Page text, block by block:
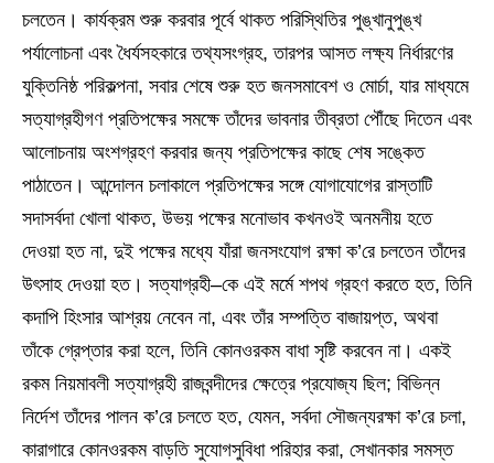
চলতেন। কার্যক্রম শুরু করবার পূর্বে থাকত পরিস্থিতির পুঙ্খানুপুঙ্খ
পর্যালোচনা এবং ধৈর্যসহকারে তথ্যসংগ্রহ, তারপর আসত লক্ষ্য নির্ধারণের
যুক্তিনিষ্ঠ পরিকল্পনা, সবার শেষে শুরু হত জনসমাবেশ ও মোর্চা, যার মাধ্যমে
সত্যাগ্রহীগণ প্রতিপক্ষের সমক্ষে তাঁদের ভাবনার তীব্রতা পৌঁছে দিতেন এবং
আলোচনায় অংশগ্রহণ করবার জন্য প্রতিপক্ষের কাছে শেষ সঙ্কেত
পাঠাতেন। আন্দোলন চলাকালে প্রতিপক্ষের সঙ্গে যোগাযোগের রাস্তাটি
সদাসর্বদা খোলা থাকত, উভয় পক্ষের মনোভাব কখনওই অনমনীয় হতে
দেওয়া হত না, দুই পক্ষের মধ্যে যাঁরা জনসংযোগ রক্ষা ক’রে চলতেন তাঁদের
উৎসাহ দেওয়া হত। সত্যাগ্রহী–কে এই মর্মে শপথ গ্রহণ করতে হত, তিনি
কদাপি হিংসার আশ্রয় নেবেন না, এবং তাঁর সম্পত্তি বাজায়প্ত, অথবা
তাঁকে গ্রেপ্তার করা হলে, তিনি কোনওরকম বাধা সৃষ্টি করবেন না। একই
রকম নিয়মাবলী সত্যাগ্রহী রাজবন্দীদের ক্ষেত্রে প্রযোজ্য ছিল; বিভিন্ন
নির্দেশ তাঁদের পালন ক’রে চলতে হত, যেমন, সর্বদা সৌজন্যরক্ষা ক’রে চলা,
কারাগারে কোনওরকম বাড়তি সুযোগসুবিধা পরিহার করা, সেখানকার সমস্ত